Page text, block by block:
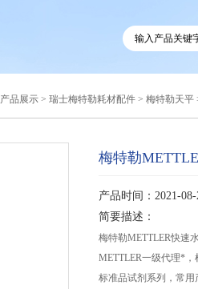
产品展示 > 瑞士梅特勒耗材配件 > 梅特勒天平
梅特勒
产品时间：2021-08-
简要描述：
梅特勒METTLER快速
METTLER一级代理*
标准品试剂系列，常用